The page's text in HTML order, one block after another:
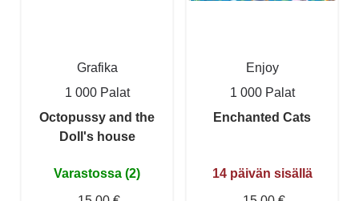
Grafika
1 000 Palat
Octopussy and the
Doll's house
Varastossa (2)
Enjoy
1 000 Palat
Enchanted Cats
14 päivän sisällä